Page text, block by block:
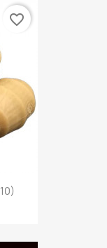
favorite_border